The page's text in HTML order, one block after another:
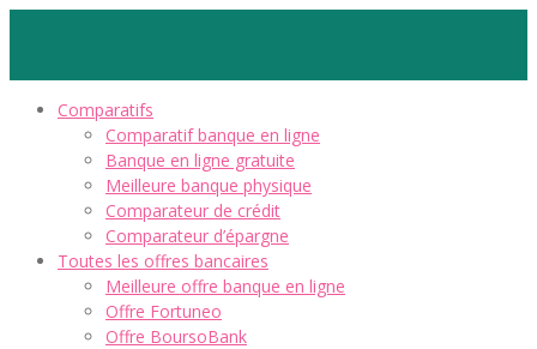
Comparatifs
Comparatif banque en ligne
Banque en ligne gratuite
Meilleure banque physique
Comparateur de crédit
Comparateur d’épargne
Toutes les offres bancaires
Meilleure offre banque en ligne
Offre Fortuneo
Offre BoursoBank